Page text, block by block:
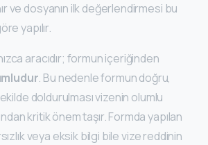
ve dosyanın ilk değerlendirmesi bu
yapılır.
aracıdır; formun içeriğinden
. Bu nedenle formun doğru,
doldurulması vizenin olumlu
kritik önem taşır. Formda yapılan
veya eksik bilgi bile vize reddinin